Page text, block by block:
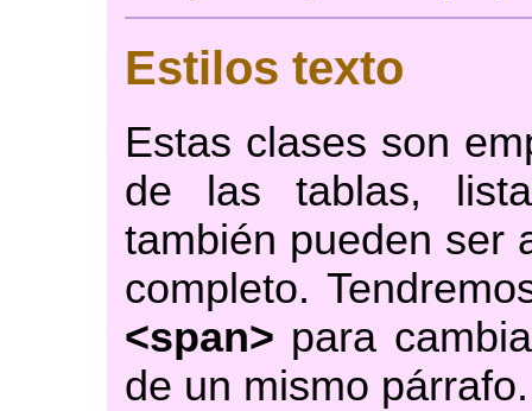
Estilos texto
Estas clases son
de las tablas,
también pueden ser
completo.
<span> para
de un mismo párrafo.